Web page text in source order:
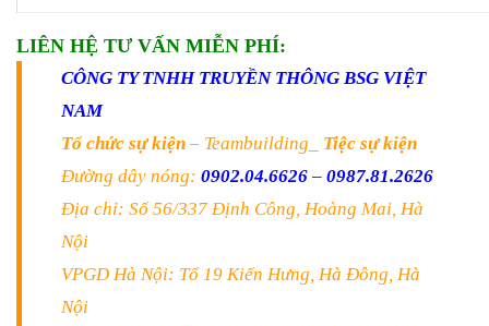
LIÊN HỆ TƯ VẤN MIỄN PHÍ:
CÔNG TY TNHH TRUYỀN THÔNG BSG VIỆT
NAM
Tổ chức sự kiện – Teambuilding_ Tiệc sự kiện
Đường dây nóng: 0902.04.6626 – 0987.81.2626
Địa chỉ: Số 56/337 Định Công, Hoàng Mai, Hà
Nội
VPGD Hà Nội: Tổ 19 Kiến Hưng, Hà Đông, Hà
Nội